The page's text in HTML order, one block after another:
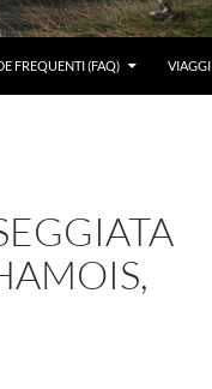
FREQUENTI (FAQ) VIAGGI